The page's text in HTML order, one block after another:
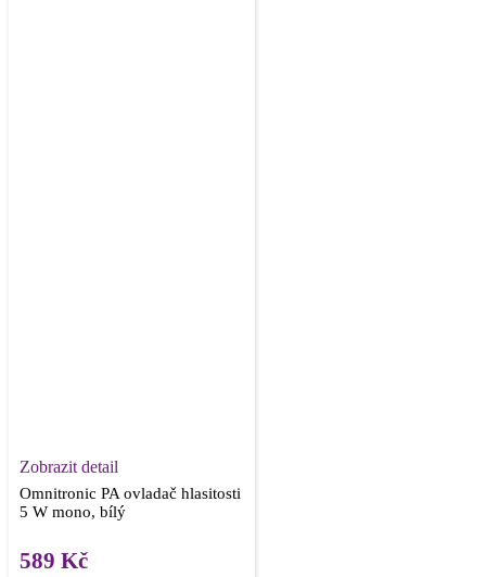
Zobrazit detail
Omnitronic PA ovladač hlasitosti
5 W mono, bílý
589 Kč